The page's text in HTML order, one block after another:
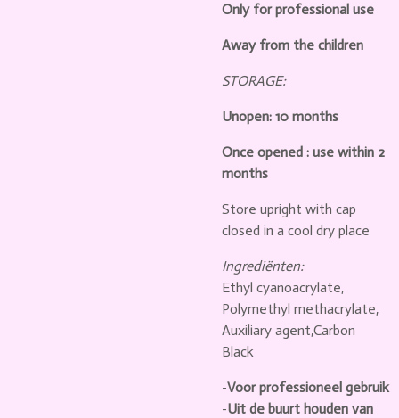
Only for professional use
Away from the children
STORAGE:
Unopen: 10 months
Once opened : use within 2
months
Store upright with cap
closed in a cool dry place
Ingrediënten:
Ethyl cyanoacrylate,
Polymethyl methacrylate,
Auxiliary agent,Carbon
Black
-Voor professioneel gebruik
-Uit de buurt houden van